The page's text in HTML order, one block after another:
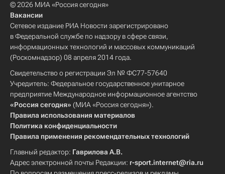
© 2026 МИА «Россия сегодня»
Вакансии
Сетевое издание РИА Новости зарегистрировано
в Федеральной службе по надзору в сфере связи,
информационных технологий и массовых коммуникаций
(Роскомнадзор) 08 апреля 2014 года.
Свидетельство о регистрации Эл № ФС77-57640
Учредитель: Федеральное государственное унитарное
предприятие Международное информационное агентство
«Россия сегодня» (МИА «Россия сегодня»).
Правила использования материалов
Политика конфиденциальности
Правила применения рекомендательных технологий
Главный редактор: Гаврилова А.В.
Адрес электронной почты Редакции: r-sport.internet@ria.ru